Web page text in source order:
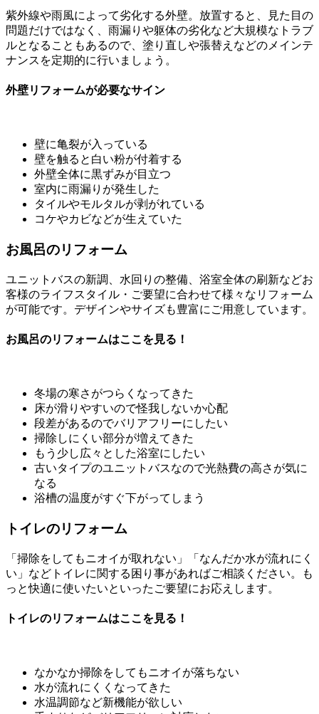
紫外線や雨風によって劣化する外壁。放置すると、見た目の
問題だけではなく、雨漏りや躯体の劣化など大規模なトラブ
ルとなることもあるので、塗り直しや張替えなどのメインテ
ナンスを定期的に行いましょう。
外壁リフォームが必要なサイン
壁に亀裂が入っている
壁を触ると白い粉が付着する
外壁全体に黒ずみが目立つ
室内に雨漏りが発生した
タイルやモルタルが剥がれている
コケやカビなどが生えていた
お風呂のリフォーム
ユニットバスの新調、水回りの整備、浴室全体の刷新などお
客様のライフスタイル・ご要望に合わせて様々なリフォーム
が可能です。デザインやサイズも豊富にご用意しています。
お風呂のリフォームはここを見る！
冬場の寒さがつらくなってきた
床が滑りやすいので怪我しないか心配
段差があるのでバリアフリーにしたい
掃除しにくい部分が増えてきた
もう少し広々とした浴室にしたい
古いタイプのユニットバスなので光熱費の高さが気に
なる
浴槽の温度がすぐ下がってしまう
トイレのリフォーム
「掃除をしてもニオイが取れない」「なんだか水が流れにく
い」などトイレに関する困り事があればご相談ください。も
っと快適に使いたいといったご要望にお応えします。
トイレのリフォームはここを見る！
なかなか掃除をしてもニオイが落ちない
水が流れにくくなってきた
水温調節など新機能が欲しい